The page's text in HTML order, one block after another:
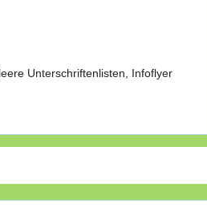
Unterschriftenlisten, Infoflyer